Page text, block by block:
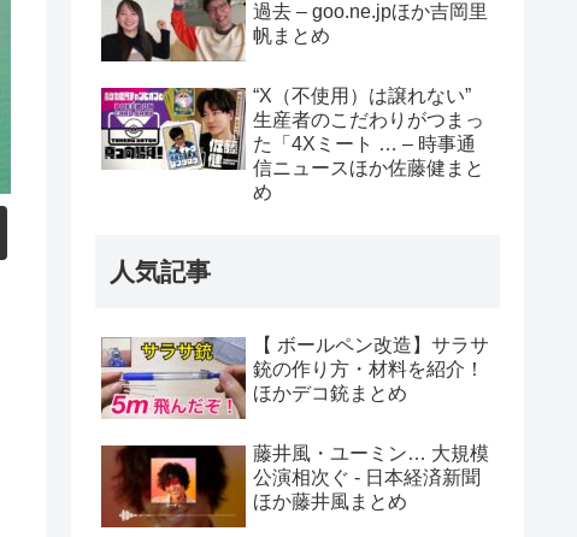
過去 – goo.ne.jpほか吉岡里
帆まとめ
“X（不使用）は譲れない”
生産者のこだわりがつまっ
た「4Xミート … – 時事通
信ニュースほか佐藤健まと
め
人気記事
【 ボールペン改造】サラサ
銃の作り方・材料を紹介！
ほかデコ銃まとめ
藤井風・ユーミン… 大規模
公演相次ぐ - 日本経済新聞
ほか藤井風まとめ